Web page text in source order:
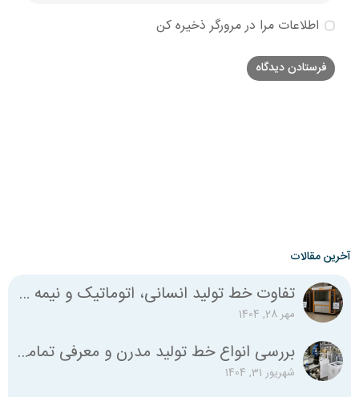
اطلاعات مرا در مرورگر ذخیره کن
آخرین مقالات
تفاوت خط تولید انسانی، اتوماتیک و نیمه اتوماتیک چیست؟
مهر 28, 1404
بررسی انواع خط تولید مدرن و معرفی تمامی استانداردهای لازم
شهریور 31, 1404